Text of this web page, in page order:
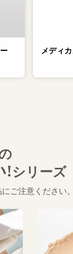
メディ
!シリーズ
ご注意ください。